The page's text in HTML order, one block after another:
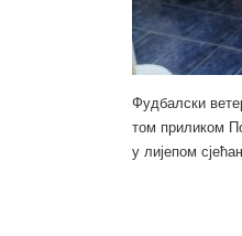
Фудбалски
том приликом
у лијепом